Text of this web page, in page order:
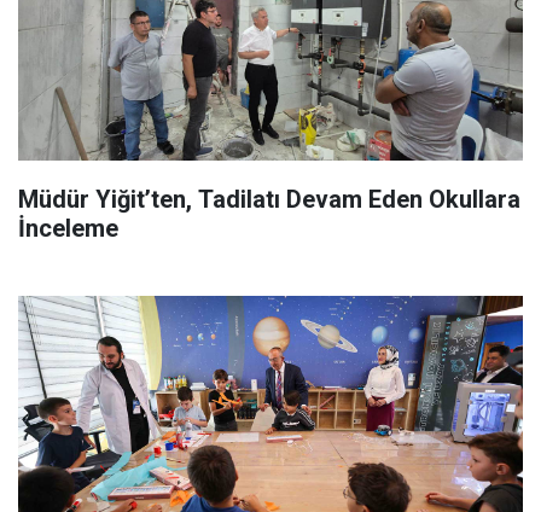
Müdür Yiğit’ten, Tadilatı Devam Eden Okullara
İnceleme